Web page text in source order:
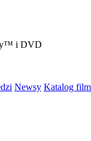
i DVD
Newsy Katalog